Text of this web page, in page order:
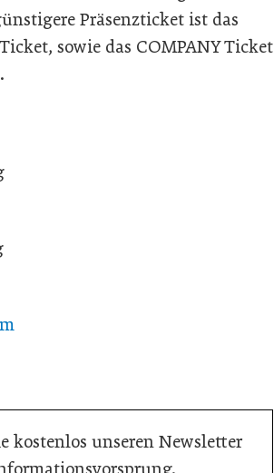
Präsenzticket ist das
sowie das COMPANY Ticket
kostenlos unseren Newsletter